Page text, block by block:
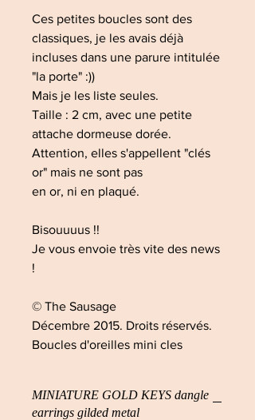
Ces petites boucles sont des
classiques, je les avais déjà
incluses dans une parure intitulée
"la porte" :))
Mais je les liste seules.
Taille : 2 cm, avec une petite
attache dormeuse dorée.
Attention, elles s'appellent "clés
or" mais ne sont pas
en or, ni en plaqué.
Bisouuuus !!
Je vous envoie très vite des news
!
© The Sausage
Décembre 2015. Droits réservés.
Boucles d'oreilles mini cles
MINIATURE GOLD KEYS dangle
earrings gilded metal